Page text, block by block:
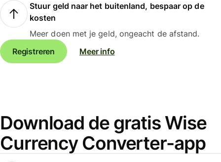
Stuur geld naar het buitenland, bespaar op de
kosten
Meer doen met je geld, ongeacht de afstand.
Registreren
Meer info
Download de gratis Wise
Currency Converter-app